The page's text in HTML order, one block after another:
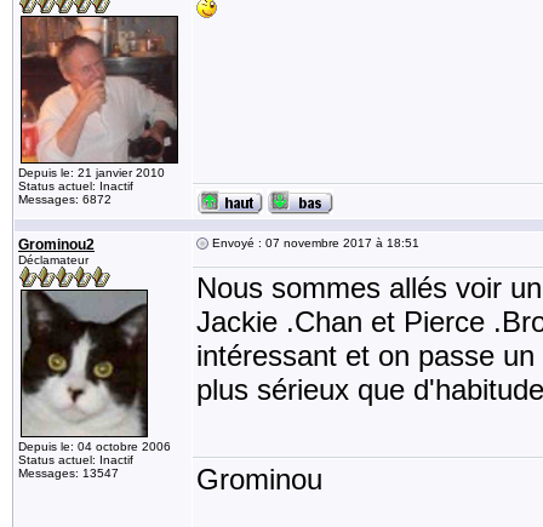
Depuis le: 21 janvier 2010
Status actuel: Inactif
Messages: 6872
Grominou2
Déclamateur
Depuis le: 04 octobre 2006
Status actuel: Inactif
Messages: 13547
Envoyé : 07 novembre 2017 à 18:51
Nous sommes allés voir
Jackie .Chan et Pierce
intéressant et on passe
plus sérieux que
Grominou